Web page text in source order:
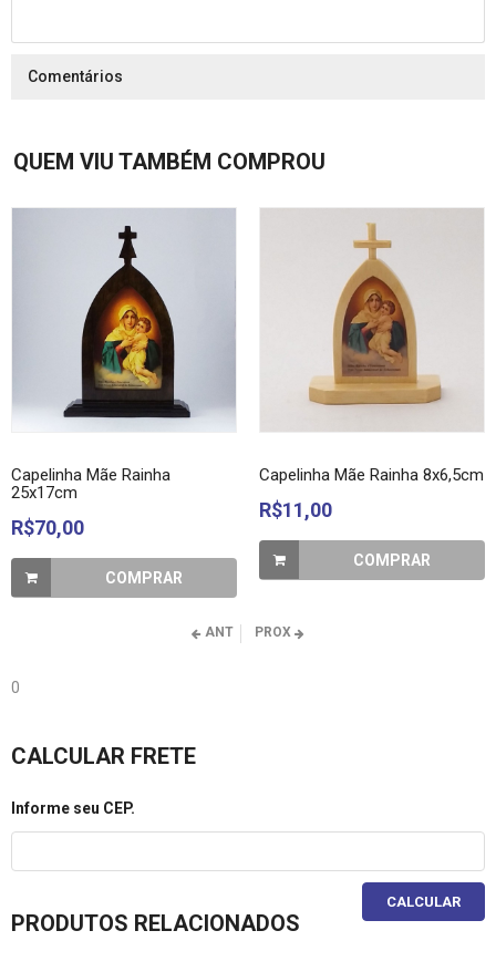
Comentários
QUEM VIU TAMBÉM COMPROU
Capelinha Mãe Rainha
25x17cm
R$70,00
COMPRAR
Capelinha Mãe Rainha 8x6,5cm
R$11,00
COMPRAR
ANT PROX
0
CALCULAR FRETE
Informe seu CEP.
CALCULAR
PRODUTOS RELACIONADOS